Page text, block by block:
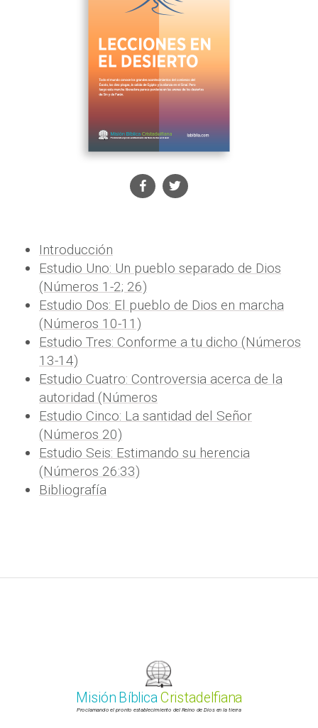
Introducción
Estudio Uno: Un pueblo separado de Dios
(Números 1-2; 26)
Estudio Dos: El pueblo de Dios en marcha
(Números 10-11)
Estudio Tres: Conforme a tu dicho (Números
13-14)
Estudio Cuatro: Controversia acerca de la
autoridad (Números
Estudio Cinco: La santidad del Señor
(Números 20)
Estudio Seis: Estimando su herencia
(Números 26:33)
Bibliografía
Misión BíblicaCristadelfiana
Proclamando el pronto establecimiento del Reino de Dios en la tierra